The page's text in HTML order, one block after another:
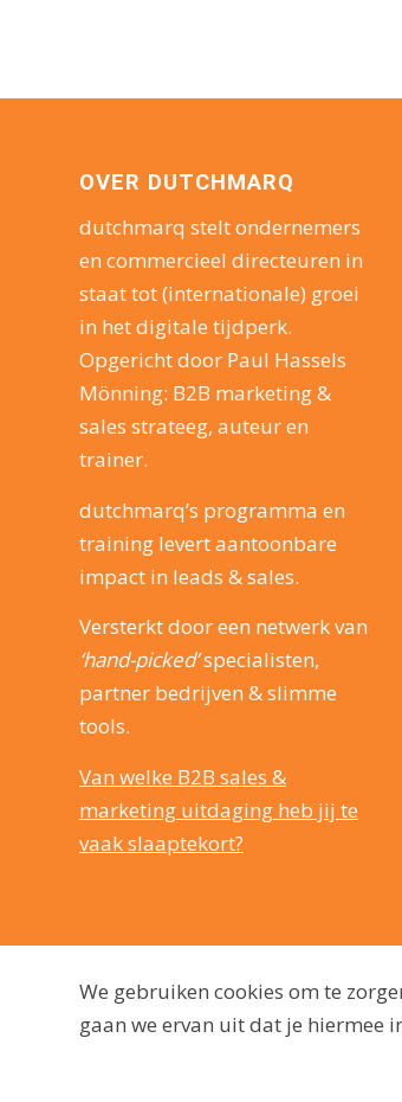
OVER DUTCHMARQ
dutchmarq stelt ondernemers
en commercieel directeuren in
staat tot (internationale) groei
in het digitale tijdperk.
Opgericht door Paul Hassels
Mönning: B2B marketing &
sales strateeg, auteur en
trainer.
dutchmarq’s programma en
training levert aantoonbare
impact in leads & sales.
Versterkt door een netwerk van
‘hand-picked’specialisten,
partner bedrijven & slimme
tools.
Van welke B2B sales &
marketing uitdaging heb jij te
vaak slaaptekort?
We gebruiken cookies om te
gaan we ervan uit dat je hiermee